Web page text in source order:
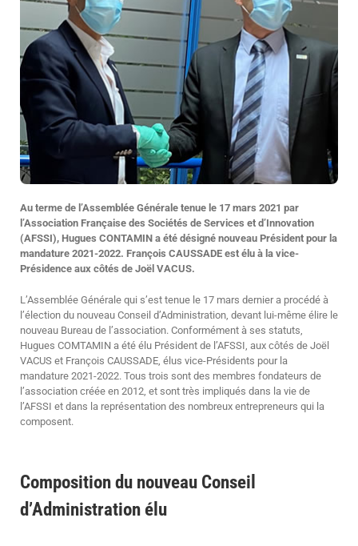
Au terme de l’Assemblée Générale tenue le 17 mars 2021 par
l’Association Française des Sociétés de Services et d’Innovation
(AFSSI), Hugues CONTAMIN a été désigné nouveau Président pour la
mandature 2021-2022. François CAUSSADE est élu à la vice-
Présidence aux côtés de Joël VACUS.
L’Assemblée Générale qui s’est tenue le 17 mars dernier a procédé à
l’élection du nouveau Conseil d’Administration, devant lui-même élire le
nouveau Bureau de l’association. Conformément à ses statuts,
Hugues COMTAMIN a été élu Président de l’AFSSI, aux côtés de Joël
VACUS et François CAUSSADE, élus vice-Présidents pour la
mandature 2021-2022. Tous trois sont des membres fondateurs de
l’association créée en 2012, et sont très impliqués dans la vie de
l’AFSSI et dans la représentation des nombreux entrepreneurs qui la
composent.
Composition du nouveau Conseil
d’Administration élu